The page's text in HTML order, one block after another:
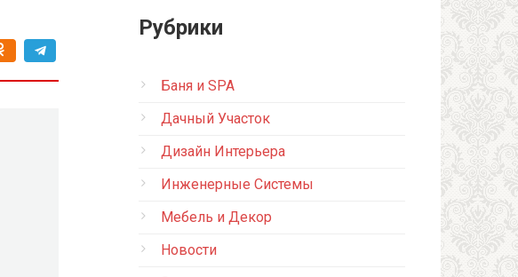
Рубрики
Баня и SPA
Дачный Участок
Дизайн Интерьера
Инженерные Системы
Мебель и Декор
Новости